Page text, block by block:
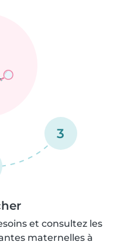
3
et consultez les
maternelles à